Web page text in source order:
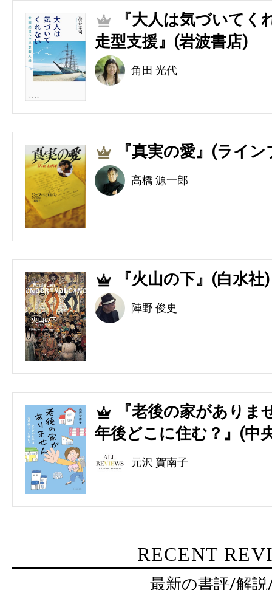
2
『大人は気づいてく
走型支援』(岩波書店)
角田 光代
3 『真実の愛』(ライ
高橋 源一郎
4 『火山の下』(白水社)
陣野 俊史
5
『老後の家があり
年後どこに住む？』(中
元沢 賀南子
RECENT
最新の書評/解